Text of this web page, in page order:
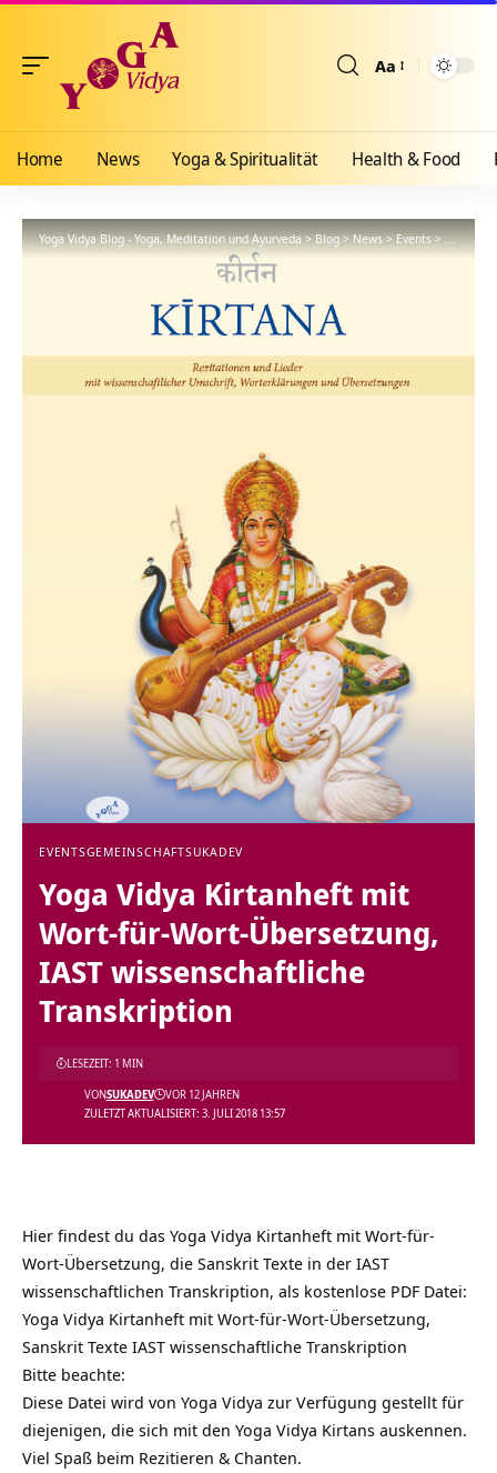
Aa
Home News Yoga & Spiritualität Health & Food
Yoga Vidya Blog - Yoga, Meditation und Ayurveda>Blog>News>Events>Yoga
EVENTSGEMEINSCHAFTSUKADEV
Yoga Vidya Kirtanheft mit
Wort-für-Wort-Übersetzung,
IAST wissenschaftliche
Transkription
ZULETZT AKTUALISIERT: 3. JULI 2018 13:57
VONSUKADEV VOR 12 JAHREN
LESEZEIT: 1 MIN
Hier findest du das Yoga Vidya Kirtanheft mit Wort-für-
Wort-Übersetzung, die Sanskrit Texte in der IAST
wissenschaftlichen Transkription, als kostenlose PDF Datei:
Yoga Vidya Kirtanheft mit Wort-für-Wort-Übersetzung,
Sanskrit Texte IAST wissenschaftliche Transkription
Bitte beachte:
Diese Datei wird von Yoga Vidya zur Verfügung gestellt für
diejenigen, die sich mit den Yoga Vidya Kirtans auskennen.
Viel Spaß beim Rezitieren & Chanten.